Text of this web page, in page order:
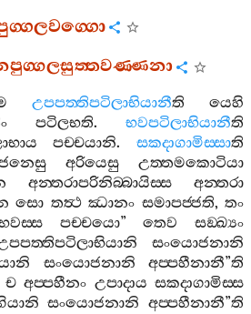
උපපත‍්තිපටිලාභියානීති
යෙහි
පටිලභති. භවපටිලාභියානීති
පච‍්චයානි.සකදාගාමිස‍්සාති
අරියෙසු
උත‍්තමකොටියා
අන‍්තරාපරිනිබ‍්බායිස‍්ස
අන‍්තරා
සො තත්‍ථ ඣානං සමාපජ‍්ජති, තං
පච‍්චයො”තෙව
සඞ‍්ඛ්‍යං
සංයොජනානි
සංයොජනානි අප‍්පහීනානී”ති
ච අප‍්පහීනං උපාදාය සකදාගාමිස‍්ස
සංයොජනානි අප‍්පහීනානී”ති